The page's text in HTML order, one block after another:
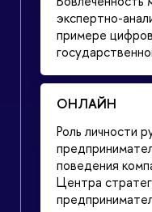
экспертно-
примере
ОНЛАЙН
Роль личности
поведения
Центра